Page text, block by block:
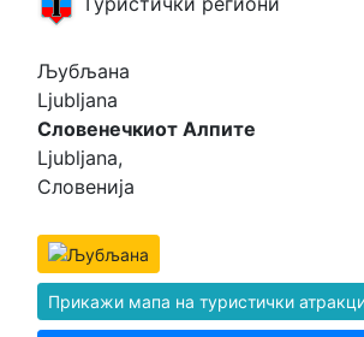
Љубљана
Ljubljana
Словенечкиот Алпите
Ljubljana,
Словенија
Прикажи мапа на туристички